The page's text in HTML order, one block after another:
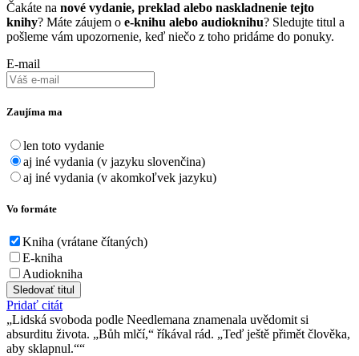
Čakáte na nové vydanie, preklad alebo naskladnenie tejto
knihy? Máte záujem o e-knihu alebo audioknihu? Sledujte titul a
pošleme vám upozornenie, keď niečo z toho pridáme do ponuky.
E-mail
Zaujíma ma
len toto vydanie
aj iné vydania (v jazyku slovenčina)
aj iné vydania (v akomkoľvek jazyku)
Vo formáte
Kniha (vrátane čítaných)
E-kniha
Audiokniha
Sledovať titul
Pridať citát
Lidská svoboda podle Needlemana znamenala uvědomit si
absurditu života. „Bůh mlčí,“ říkával rád. „Teď ještě přimět člověka,
aby sklapnul.“